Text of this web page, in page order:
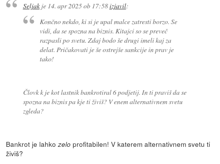
Seljakje 14. apr 2025 ob 17:58izjavil:
Končno nekdo, ki si je upal malce zatresti borzo. Se
vidi, da se spozna na biznis. Kitajci so se preveč
razpasli po svetu. Zdaj bodo še drugi imeli kaj za
delat. Pričakovati je še ostrejše sankcije in prav je
tako!
Človk k je kot lastnik bankrotiral 6 podjetij. In ti praviš da se
spozna na biznis pa kje ti živiš? V enem alternativnem svetu
zgleda?
Bankrot je lahkozelo profitabilen! V katerem alternativnem svetu ti
živiš?